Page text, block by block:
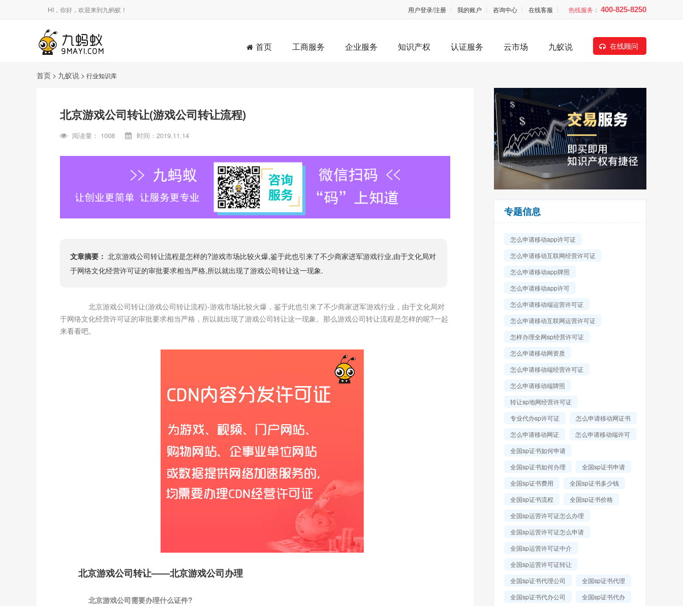
HI，你好，欢迎来到九蚂蚁！ 用户登录/注册 我的账户 咨询中心 在线客服 热线服务： 400-825-8250
在线顾问
首页 工商服务 企业服务 知识产权 认证服务 云市场 九蚁说
首页 > 九蚁说 > 行业知识库
北京游戏公司转让(游戏公司转让流程)
阅读量： 1008 时间：2019.11.14
文章摘要： 北京游戏公司转让流程是怎样的?游戏市场比较火爆,鉴于此也引来了不少商家进军游戏行业,由于文化局对
于网络文化经营许可证的审批要求相当严格,所以就出现了游戏公司转让这一现象.
北京游戏公司转让(游戏公司转让流程)-游戏市场比较火爆，鉴于此也引来了不少商家进军游戏行业，由于文化局对
于网络文化经营许可证的审批要求相当严格，所以就出现了游戏公司转让这一现象。那么游戏公司转让流程是怎样的呢?一起
来看看吧。
北京游戏公司转让——北京游戏公司办理
北京游戏公司需要办理什么证件?
专题信息
怎么申请移动app许可证
怎么申请移动互联网经营许可证
怎么申请移动app牌照
怎么申请移动app许可
怎么申请移动端运营许可证
怎么申请移动互联网运营许可证
怎样办理全网sp经营许可证
怎么申请移动网资质
怎么申请移动端经营许可证
怎么申请移动端牌照
转让sp地网经营许可证
专业代办sp许可证
怎么申请移动网证书
怎么申请移动网证
怎么申请移动端许可
全国sp证书如何申请
全国sp证书如何办理
全国sp证书申请
全国sp证书费用
全国sp证书多少钱
全国sp证书流程
全国sp证书价格
全国sp运营许可证怎么办理
全国sp运营许可证怎么申请
全国sp运营许可证中介
全国sp运营许可证转让
全国sp证书代理公司
全国sp证书代理
全国sp证书代办公司
全国sp证书代办